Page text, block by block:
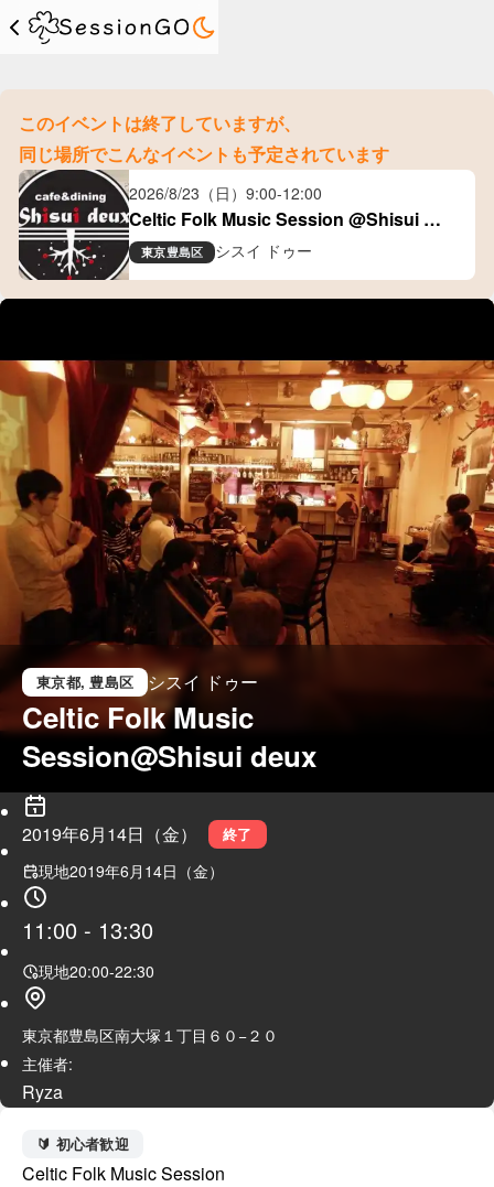
このイベントは終了していますが、
同じ場所でこんなイベントも予定されています
2026/8/23（日） 9:00-12:00
Celtic Folk Music Session @Shisui
Deux(大塚)
東京豊島区 シスイ ドゥー
東京都, 豊島区 シスイ ドゥー
Celtic Folk Music
Session@Shisui deux
2019年6月14日（金） 終了
現地2019年6月14日（金）
11:00 - 13:30
現地20:00-22:30
東京都豊島区南大塚１丁目６０−２０
主催者:
Ryza
🔰 初心者歓迎
Celtic Folk Music Session